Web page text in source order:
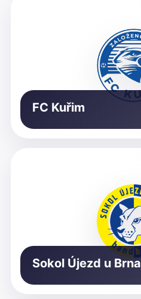
FC Kuřim
Sokol Újezd u Brna